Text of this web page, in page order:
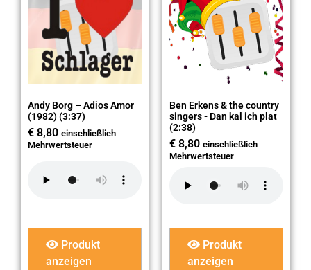
Andy Borg – Adios Amor
(1982) (3:37)
€ 8,80 einschließlich
Mehrwertsteuer
Produkt
anzeigen
Ben Erkens & the country
singers - Dan kal ich plat
(2:38)
€ 8,80 einschließlich
Mehrwertsteuer
Produkt
anzeigen